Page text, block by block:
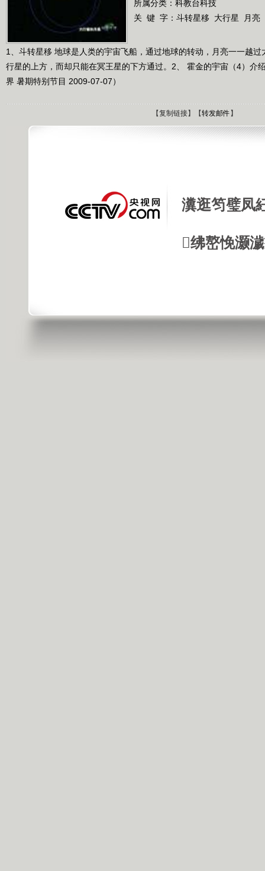
所属分类：科教台科技
关 键 字： 斗转星移 大行星 月亮
1、斗转星移 地球是人类的宇宙飞船，通过地球的转动，月亮一一越
行星的上方，而却只能在冥王星的下方通过。2、 霍金的宇宙（4）介
界 暑期特别节目 2009-07-07）
【复制链接】【转发邮件 】
瀵逛笉璧凤
绋嶅悗灏